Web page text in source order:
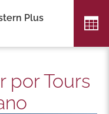
Plus
por Tours